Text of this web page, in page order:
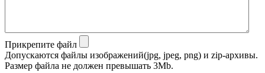
Прикрепите файл
Допускаются файлы изображений(jpg, jpeg, png) и zip-архивы.
Размер файла не должен превышать 3Mb.